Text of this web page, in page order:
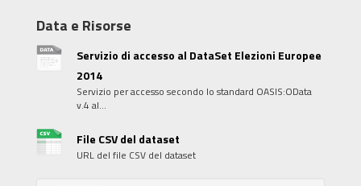
Data e Risorse
Servizio di accesso al DataSet Elezioni Europee
2014
Servizio per accesso secondo lo standard OASIS:OData
v.4 al...
File CSV del dataset
URL del file CSV del dataset